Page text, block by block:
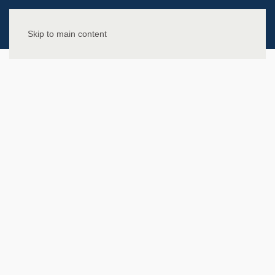
Skip to main content